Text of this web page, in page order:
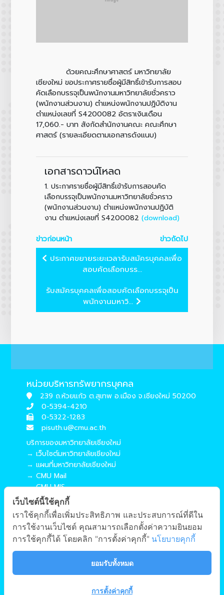
ด้วยคณะศึกษาศาสตร์ มหาวิทยาลัย
เชียงใหม่ ขอประกาศรายชื่อผู้มีสิทธิ์เข้ารับการสอบ
คัดเลือกบรรจุเป็นพนักงานมหาวิทยาลัยชั่วคราว
(พนักงานส่วนงาน) ตำแหน่งพนักงานปฏิบัติงาน
ตำแหน่งเลขที่ S4200082 อัตราเงินเดือน
17,060.- บาท สังกัดสำนักงานคณะ คณะศึกษา
ศาสตร์ (รายละเอียดตามเอกสารดังแนบ)
เอกสารดาวน์โหลด
1. ประกาศรายชื่อผู้มีสิทธิ์เข้ารับการสอบคัด
เลือกบรรจุเป็นพนักงานมหาวิทยาลัยชั่วคราว
(พนักงานส่วนงาน) ตำแหน่งพนักงานปฏิบัติ
งาน ตำแหน่งเลขที่ S4200082 (download)
ข่าวก่อนหน้า
ข่าวถัดไป
ประกาศขยายระยะเวลารับสมัครบุคคลเพื่อ
สอบคัดเลือกบรร...
รับสมัครบุคคลเพื่อสอบคัดเลือกบรรจุเป็น
พนักงานมหาวิ...
หน่วยบริหารทรัพยากรบุคคล
239 ถ.ห้วยแก้ว ต.สุเทพ อ.เมือง จ.เชียงใหม่ 50200
0-5394-4210
0-5322-1283
pisuth.u@cmu.ac.th
บริการของมหาวิทยาลัยเชียงใหม่
→ เว็บไซต์มหาวิทยาลัยเชียงใหม่
→ แผนที่มหาวิทยาลัยเชียงใหม่
→ CMU Mail
→ CMU MIS
→ CMU SIS
→ CMU WiFi
บริการของคณะศึกษาศาสตร์
→ เว็บไซต์คณะศึกษาศาสตร์
→ ระบบจัดการเว็บไซต์
เว็บไซต์นี้ใช้คุกกี้
เราใช้คุกกี้เพื่อเพิ่มประสิทธิภาพ และประสบการณ์ที่ดีใน
การใช้งานเว็บไซต์ คุณสามารถเลือกตั้งค่าความยินยอม
การใช้คุกกี้ได้ โดยคลิก "การตั้งค่าคุกกี้" นโยบายคุกกี้
ยอมรับทั้งหมด
การตั้งค่าคุกกี้